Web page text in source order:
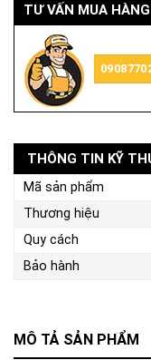
TƯ VẤN MUA HÀNG
MÔ TẢ SẢN PHẨM
THÔNG TIN KỸ
Mã sản phẩm
Thương hiệu
Quy cách
Bảo hành